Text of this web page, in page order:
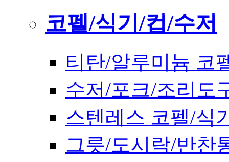
코펠/식기/컵/수저
티탄/알루미늄 코
수저/포크/조리도
스텐레스 코펠/식
그릇/도시락/반찬